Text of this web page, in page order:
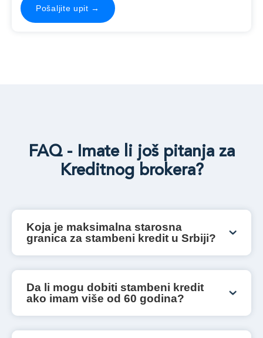
FAQ - Imate li još pitanja za
Kreditnog brokera?
Koja je maksimalna starosna
granica za stambeni kredit u Srbiji?
korisnik stambenog kredita otplati poslednju ratu
pre navršene 65-e ili 70-e godine života, u
zavisnosti od politike konkretne banke.
Da li mogu dobiti stambeni kredit
ako imam više od 60 godina?
poslednja rata bude isplaćena pre maksimalne